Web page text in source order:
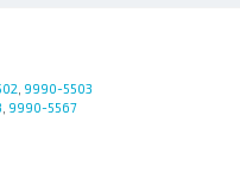
9990-5503
9990-5567